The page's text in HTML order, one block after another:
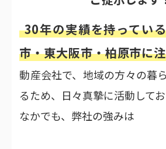
30年の実績を持ってい
市・東大阪市・柏原市に
動産会社で、地域の方々の暮
るため、日々真摯に活動してお
なかでも、弊社の強みは